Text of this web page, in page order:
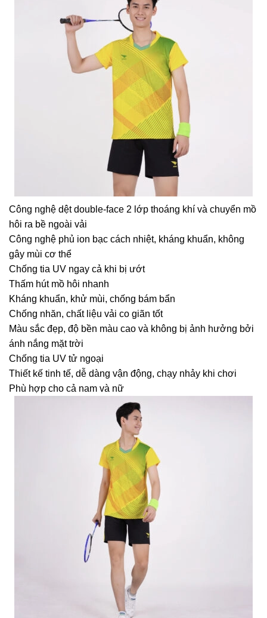
Công nghệ dệt double-face 2 lớp thoáng khí và chuyển mồ
hôi ra bề ngoài vải
Công nghệ phủ ion bạc cách nhiệt, kháng khuẩn, không
gây mùi cơ thể
Chống tia UV ngay cả khi bị ướt
Thấm hút mồ hôi nhanh
Kháng khuẩn, khử mùi, chống bám bẩn
Chống nhăn, chất liệu vải co giãn tốt
Màu sắc đẹp, độ bền màu cao và không bị ảnh hưởng bởi
ánh nắng mặt trời
Chống tia UV tử ngoại
Thiết kế tinh tế, dễ dàng vận động, chạy nhảy khi chơi
Phù hợp cho cả nam và nữ